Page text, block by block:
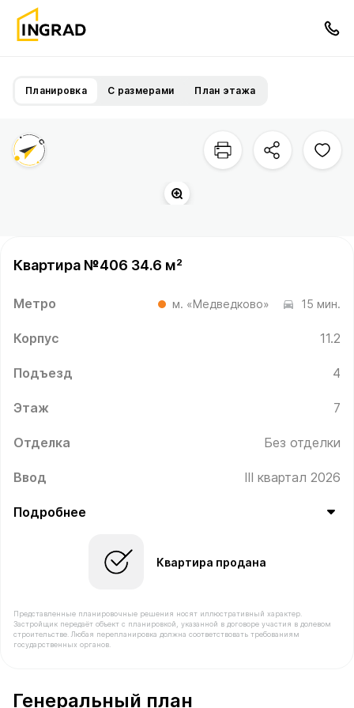
Планировка С размерами План этажа
Квартира №406 34.6 м²
Метро м. «Медведково» 15 мин.
Корпус 11.2
Подъезд 4
Этаж 7
Отделка Без отделки
Ввод III квартал 2026
Подробнее
Квартира продана
Представленные планировочные решения носят иллюстративный характер.
Застройщик передаёт объект с планировкой, указанной в договоре участия в долевом
строительстве. Любая перепланировка должна соответствовать требованиям
государственных органов.
Генеральный план